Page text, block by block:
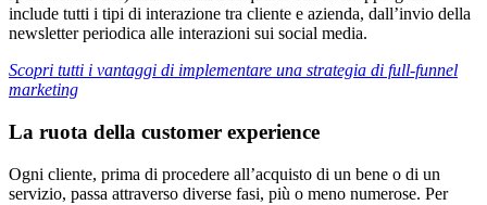
include tutti i tipi di interazione tra cliente e azienda, dall’invio della
newsletter periodica alle interazioni sui social media.
Scopri tutti i vantaggi di implementare una strategia di full-funnel
marketing
La ruota della customer experience
Ogni cliente, prima di procedere all’acquisto di un bene o di un
servizio, passa attraverso diverse fasi, più o meno numerose. Per